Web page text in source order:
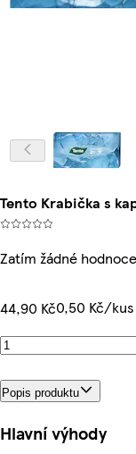
Tento Krabička s
Zatím žádné
44,90 Kč0,50 Kč/kus
Popis produktu
Hlavní výhody